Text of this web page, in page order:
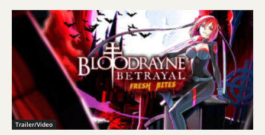
Trailer/Video